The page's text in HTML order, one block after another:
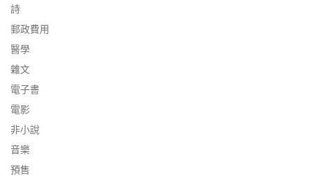
詩
郵政費用
醫學
雜文
電子書
電影
非小說
音樂
預售